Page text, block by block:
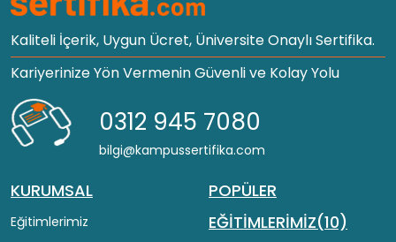
Kaliteli İçerik, Uygun Ücret, Üniversite Onaylı Sertifika.
Kariyerinize Yön Vermenin Güvenli ve Kolay Yolu
0312 945 7080
bilgi@kampussertifika.com
KURUMSAL
Eğitimlerimiz
POPÜLER
EĞİTİMLERİMİZ(10)